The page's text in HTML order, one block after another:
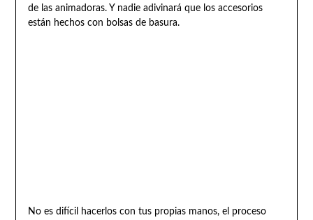
de las animadoras. Y nadie adivinará que los accesorios
están hechos con bolsas de basura.
No es difícil hacerlos con tus propias manos, el proceso